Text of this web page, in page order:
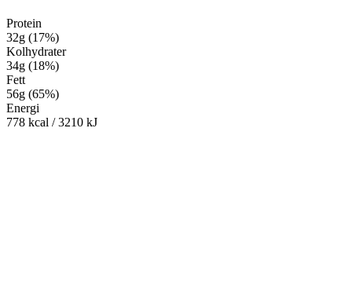
Protein
32g (17%)
Kolhydrater
34g (18%)
Fett
56g (65%)
Energi
778 kcal / 3210 kJ